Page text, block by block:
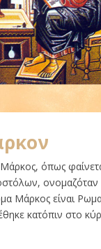
όπως
Μάρκος είναι
κατόπιν στο